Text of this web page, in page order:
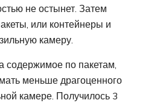
не остынет. Затем
или контейнеры и
камеру.
содержимое по пакетам,
меньше драгоценного
камере. Получилось 3